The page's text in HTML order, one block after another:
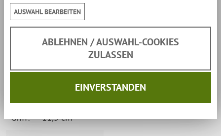
Gesamtlänge: 46 cm
Gewicht: 850 g
Eckdaten Messer
Griff: 11,5 cm
AUSWAHL BEARBEITEN
ABLEHNEN / AUSWAHL-COOKIES
ZULASSEN
EINVERSTANDEN